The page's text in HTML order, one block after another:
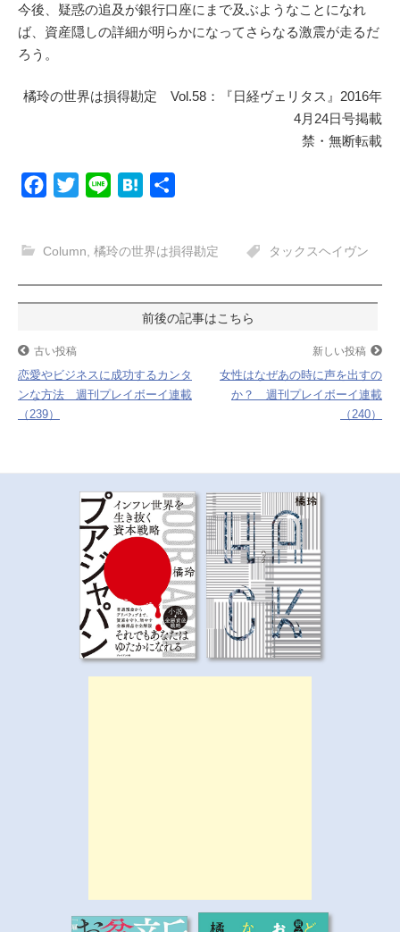
今後、疑惑の追及が銀行口座にまで及ぶようなことになれ
ば、資産隠しの詳細が明らかになってさらなる激震が走るだ
ろう。
橘玲の世界は損得勘定 Vol.58：『日経ヴェリタス』2016年
4月24日号掲載
禁・無断転載
e
b
k
t
t
e
e
n
a
Column 橘玲の世界は損得勘定 タックスヘイヴン
稿
ナ
ゲ
古い投稿
恋愛やビジネスに成功するカンタ
ンな方法 週刊プレイボーイ連載
（239）
新しい投稿
女性はなぜあの時に声を出すの
か？ 週刊プレイボーイ連載
（240）